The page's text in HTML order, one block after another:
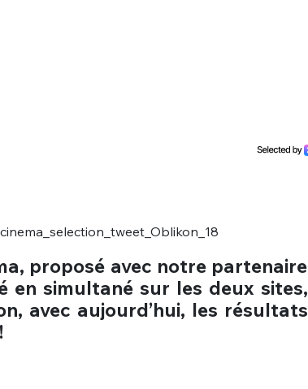
proposé avec notre partenaire
en simultané sur les deux sites,
avec aujourd’hui, les résultats